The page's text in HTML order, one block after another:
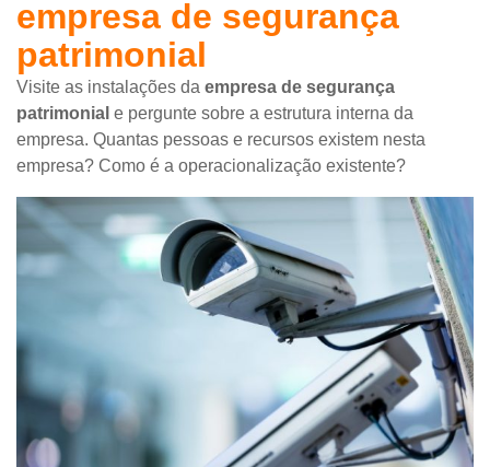
empresa de segurança
patrimonial
Visite as instalações da empresa de segurança
patrimonial e pergunte sobre a estrutura interna da
empresa. Quantas pessoas e recursos existem nesta
empresa? Como é a operacionalização existente?